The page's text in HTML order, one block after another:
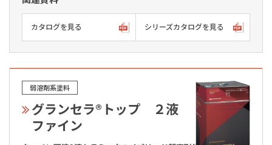
カタログを見る シリーズカタログを見る
弱溶剤系塗料
グランセラ®トップ ２液
ファイン